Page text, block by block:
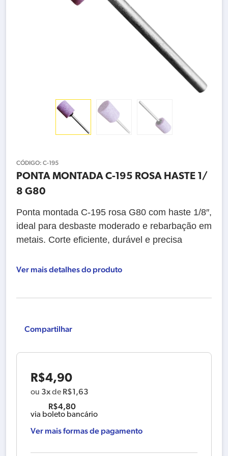
CÓDIGO: C-195
PONTA MONTADA C-195 ROSA HASTE 1/
8 G80
Ponta montada C‑195 rosa G80 com haste 1/8″,
ideal para desbaste moderado e rebarbação em
metais. Corte eficiente, durável e precisa
Ver mais detalhes do produto
Compartilhar
R$4,90
ou 3xde R$1,63
R$4,80
via boleto bancário
Ver mais formas de pagamento